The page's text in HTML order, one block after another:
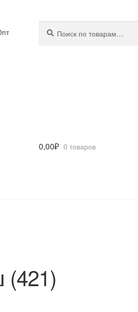
0,00₽ 0 товаров